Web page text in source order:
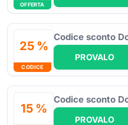
OFFERTA
25 %
CODICE
Codice sconto
PROVALO
15 %
Codice sconto
PROVALO